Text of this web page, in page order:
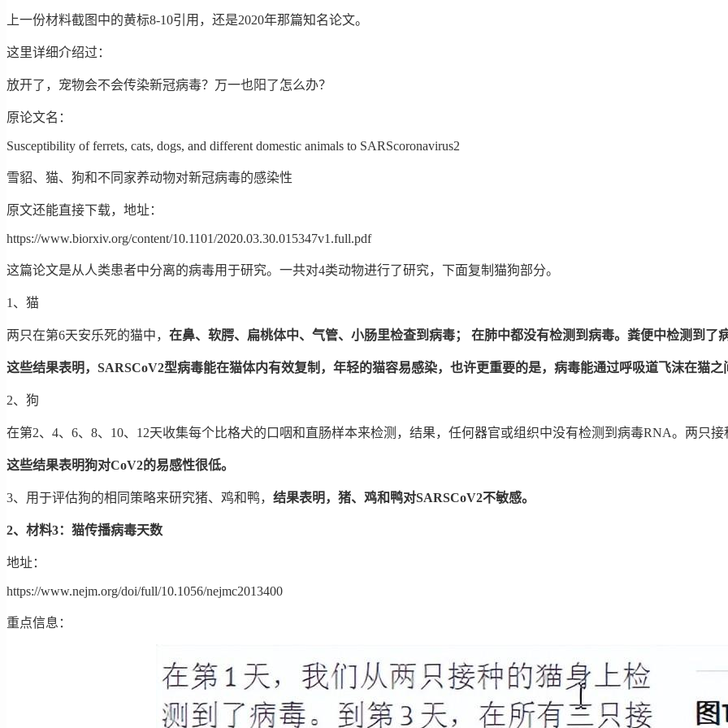
上一份材料截图中的黄标8-10引用，还是2020年那篇知名论文。
这里详细介绍过：
放开了，宠物会不会传染新冠病毒？万一也阳了怎么办？
原论文名：
Susceptibility of ferrets, cats, dogs, and different domestic animals to SARScoronavirus2
雪貂、猫、狗和不同家养动物对新冠病毒的感染性
原文还能直接下载，地址：
https://www.biorxiv.org/content/10.1101/2020.03.30.015347v1.full.pdf
这篇论文是从人类患者中分离的病毒用于研究。一共对4类动物进行了研究，下面复制猫狗部分。
1、猫
两只在第6天安乐死的猫中， 在鼻、软腭、扁桃体中、气管、小肠里检查到病毒； 在肺中都没有检测到病毒。粪便中检测到了
这些结果表明，SARSCoV2型病毒能在猫体内有效复制，年轻的猫容易感染，也许更重要的是，病毒能通过呼吸道飞沫在猫之
2、狗
在第2、4、6、8、10、12天收集每个比格犬的口咽和直肠样本来检测，结果，任何器官或组织中没有检测到病毒RNA。两只
这些结果表明狗对CoV2的易感性很低。
3、用于评估狗的相同策略来研究猪、鸡和鸭， 结果表明，猪、鸡和鸭对SARSCoV2不敏感。
2、材料3：猫传播病毒天数
地址：
https://www.nejm.org/doi/full/10.1056/nejmc2013400
重点信息：